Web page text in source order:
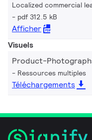
Localized commercial
pdf 312.5 kB
Afficher
Visuels
Product-
Ressources multiples
Téléchargements